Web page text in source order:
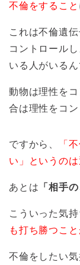
不倫をすること
これは不倫遺
コントロール
いる人がいるん
動物は理性を
合は理性をコン
ですから、
「
い」というの
あとは 「相手
こういった気持
も打ち勝つこ
不倫をしたい